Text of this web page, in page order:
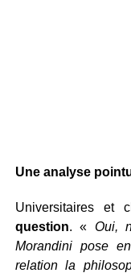
Une analyse
Universitaires et
question. « Oui,
Morandini pose
relation la